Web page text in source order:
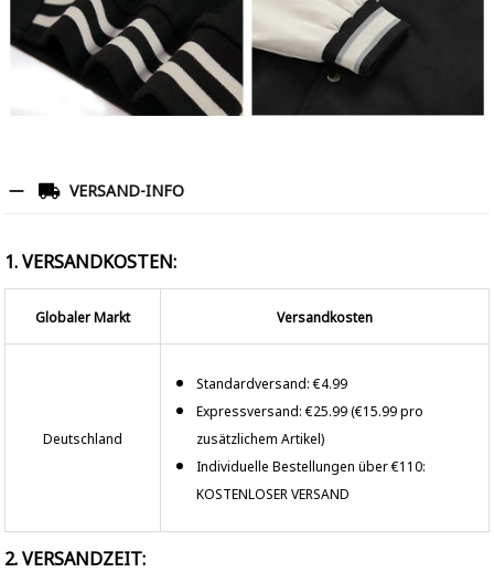
VERSAND-INFO
1. VERSANDKOSTEN:
Globaler Markt Versandkosten
Deutschland
Standardversand: €4.99
Expressversand: €25.99 (€15.99 pro
zusätzlichem Artikel)
Individuelle Bestellungen über €110:
KOSTENLOSER VERSAND
2. VERSANDZEIT: